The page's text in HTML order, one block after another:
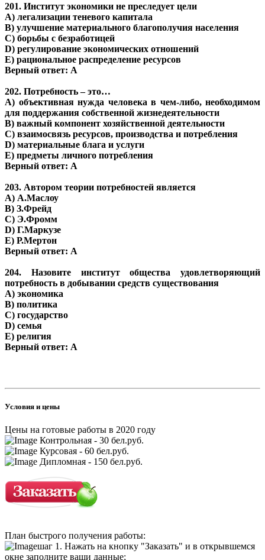
201. Институт экономики не преследует цели
А) легализации теневого капитала
В) улучшение материального благополучия населения
С) борьбы с безработицей
D) регулирование экономических отношений
Е) рациональное распределение ресурсов
Верный ответ: A
202. Потребность – это…
А) объективная нужда человека в чем-либо, необходимом
для поддержания собственной жизнедеятельности
В) важный компонент хозяйственной деятельности
С) взаимосвязь ресурсов, производства и потребления
D) материальные блага и услуги
Е) предметы личного потребления
Верный ответ: A
203. Автором теории потребностей является
A) А.Маслоу
B) З.Фрейд
C) Э.Фромм
D) Г.Маркузе
E) Р.Мертон
Верный ответ: A
204. Назовите институт общества удовлетворяющий
потребность в добывании средств существования
A) экономика
B) политика
C) государство
D) семья
E) религия
Верный ответ: A
Условия и цены
Цены на готовые работы в 2020 году
Контрольная - 30 бел.руб.
Курсовая - 60 бел.руб.
Дипломная - 150 бел.руб.
План быстрого получения работы:
шаг 1. Нажать на кнопку "Заказать" и в открывшемся
окне заполните ваши данные;